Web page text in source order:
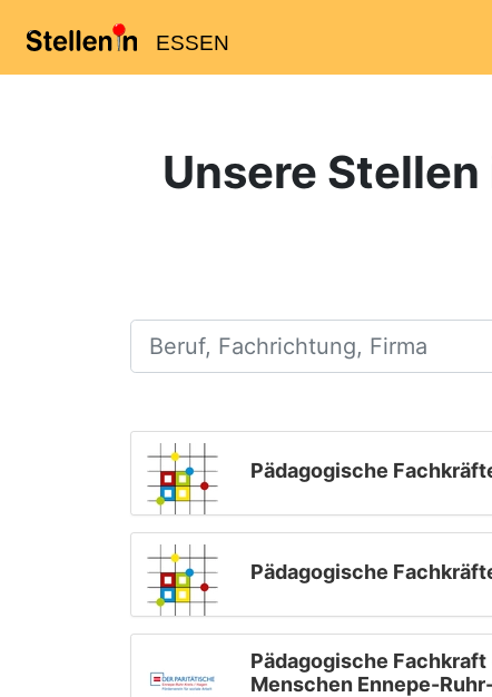
ESSEN
Unsere
Beruf, Fachrichtung, Firma
Pädagogische
Pädagogische
Pädagogische
Menschen Ennepe-